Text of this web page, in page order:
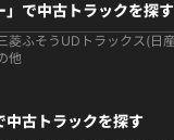
」で中古トラックを探す
菱ふそう UDトラックス(日
他
中古トラックを探す